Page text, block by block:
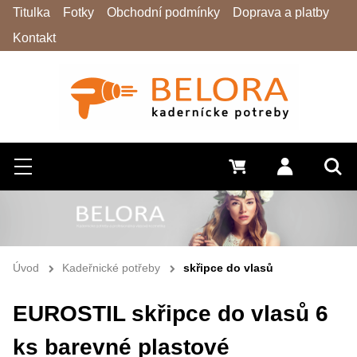
Hledat
Menu Přihlásit
0 Kč
Titulka Fotky Obchodní podmínky
Doprava a platby
Kontakt
Úvod Kadeřnické potřeby skřipce do vlasů
EUROSTIL skřipce do vlasů 6
ks barevné plastové